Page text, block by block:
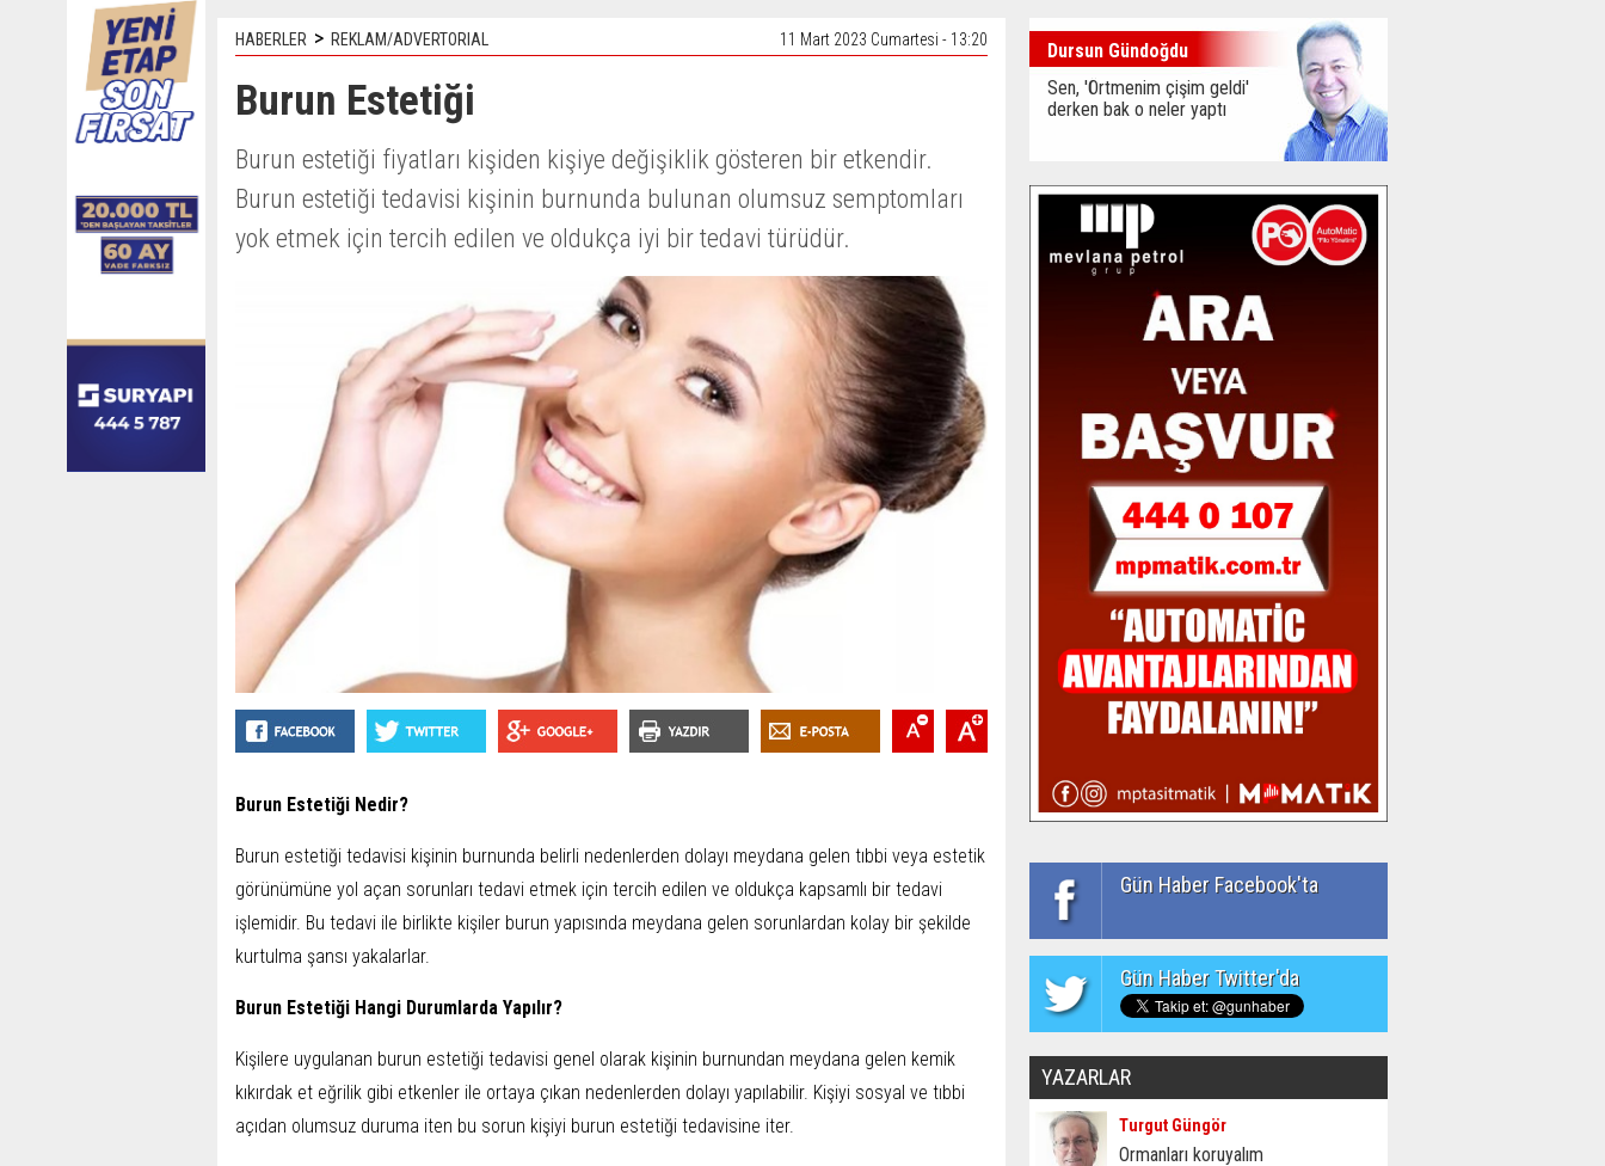
HABERLER > REKLAM/ADVERTORIAL 11 Mart 2023 Cumartesi - 13:20
Burun Estetiği
Burun estetiği fiyatları kişiden kişiye değişiklik gösteren bir etkendir.
Burun estetiği tedavisi kişinin burnunda bulunan olumsuz semptomları
yok etmek için tercih edilen ve oldukça iyi bir tedavi türüdür.
Burun Estetiği Nedir?
Burun estetiği tedavisi kişinin burnunda belirli nedenlerden dolayı meydana gelen tıbbi veya estetik
görünümüne yol açan sorunları tedavi etmek için tercih edilen ve oldukça kapsamlı bir tedavi
işlemidir. Bu tedavi ile birlikte kişiler burun yapısında meydana gelen sorunlardan kolay bir şekilde
kurtulma şansı yakalarlar.
Burun Estetiği Hangi Durumlarda Yapılır?
Kişilere uygulanan burun estetiği tedavisi genel olarak kişinin burnundan meydana gelen kemik
kıkırdak et eğrilik gibi etkenler ile ortaya çıkan nedenlerden dolayı yapılabilir. Kişiyi sosyal ve tıbbi
açıdan olumsuz duruma iten bu sorun kişiyi burun estetiği tedavisine iter.
Dursun Gündoğdu
Sen, 'Örtmenim çişim geldi'
derken bak o neler yaptı
Gün Haber Facebook'ta
Gün Haber Twitter'da
YAZARLAR
Turgut Güngör
Ormanları koruyalım